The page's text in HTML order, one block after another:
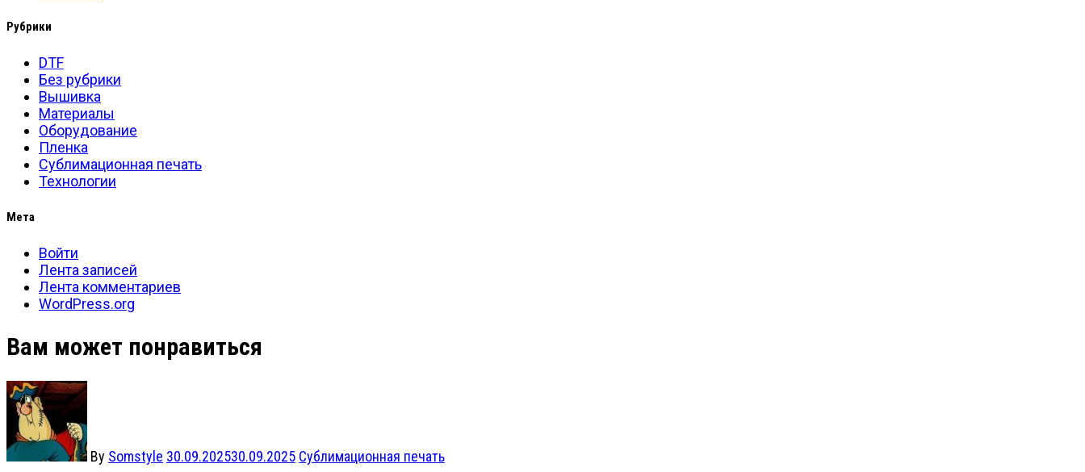
Рубрики
DTF
Без рубрики
Вышивка
Материалы
Оборудование
Пленка
Сублимационная печать
Технологии
Мета
Войти
Лента записей
Лента комментариев
WordPress.org
Вам может понравиться
By Somstyle 30.09.202530.09.2025 Сублимационная печать